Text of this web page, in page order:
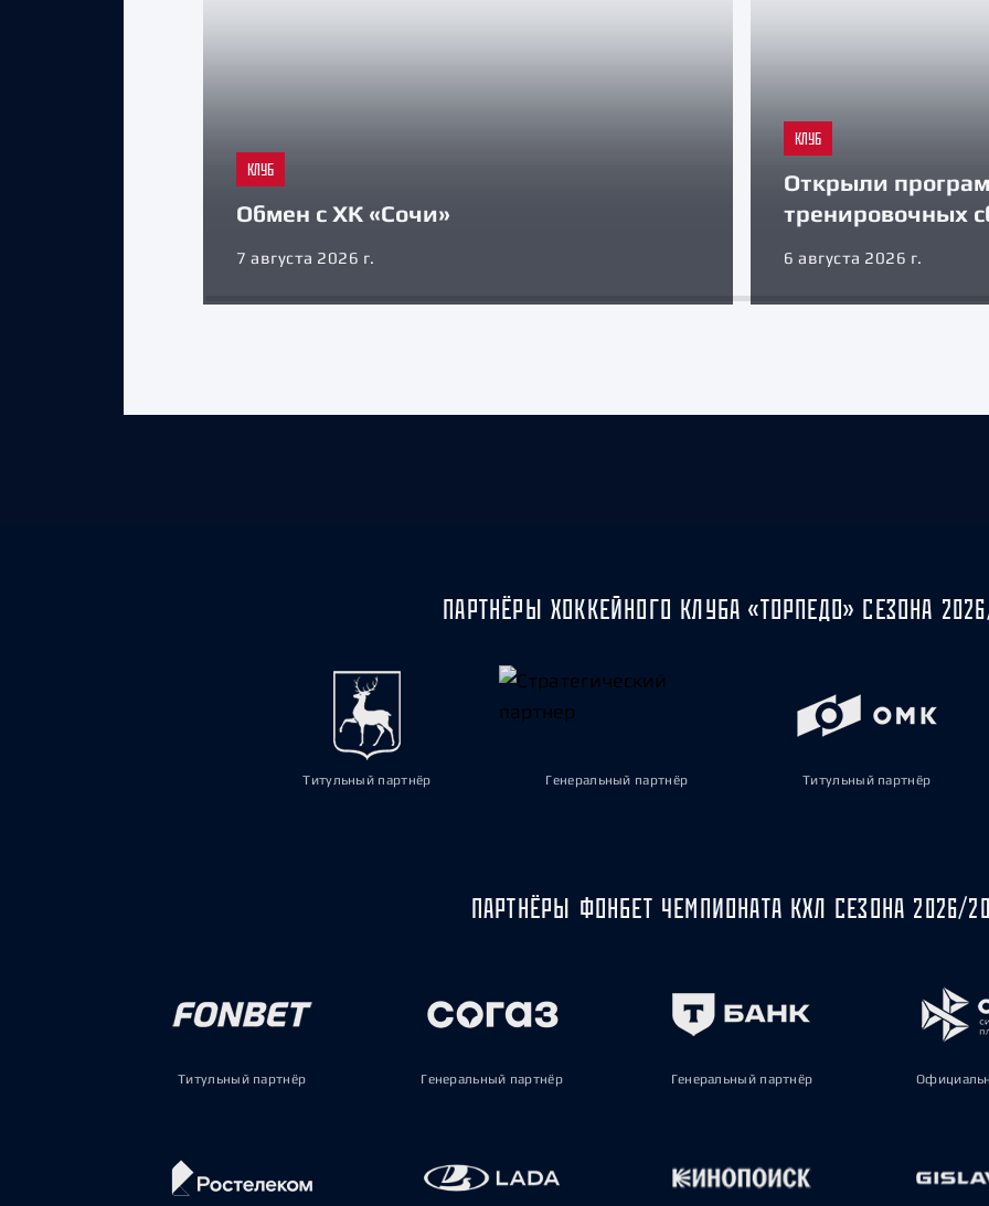
КЛУБ
Обмен с ХК «Сочи»
7 августа 2026 г.
КЛУБ
Открыли
тренировочных
6 августа 2026 г.
ПАРТНЁРЫ ХОККЕЙНОГО КЛУБА «ТОРПЕДО» СЕЗОНА
Титульный партнёр Генеральный партнёр Титульный партнёр
ПАРТНЁРЫ ФОНБЕТ ЧЕМПИОНАТА КХЛ СЕЗОНА 2026/
Титульный партнёр Генеральный партнёр Генеральный партнёр